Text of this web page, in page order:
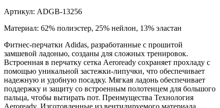
Артикул: ADGB-13256
Материал: 62% полиэстер, 25% нейлон, 13% эластан
Фитнес-перчатки Adidas, разработанные с прошитой
замшевой ладонью, созданы для сложных тренировок.
Встроенная в перчатку сетка Aeroready сохраняет прохладу с
помощью уникальной застежки-липучки, что обеспечивает
надежную и удобную посадку. Мягкая ладонь обеспечивает
поддержку и защиту со встроенным полотенцем для большого
пальца, чтобы вытирать пот. Преимущества Технология